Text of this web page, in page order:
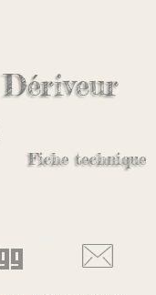
Dériveur
Fiche technique